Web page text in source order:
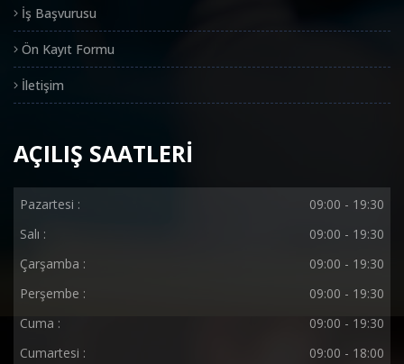
İş Başvurusu
Ön Kayıt Formu
İletişim
AÇILIŞ SAATLERİ
Pazartesi :
09:00 - 19:30
Salı :
09:00 - 19:30
Çarşamba :
09:00 - 19:30
Perşembe :
09:00 - 19:30
Cuma :
09:00 - 19:30
Cumartesi :
09:00 - 18:00